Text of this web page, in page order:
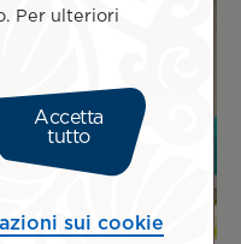
Per ulteriori
Accetta
tutto
sui cookie